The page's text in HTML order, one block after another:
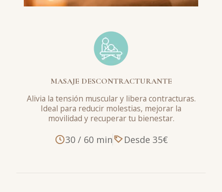
MASAJE DESCONTRACTURANTE
Alivia la tensión muscular y libera contracturas.
Ideal para reducir molestias, mejorar la
movilidad y recuperar tu bienestar.
30 / 60 min Desde 35€